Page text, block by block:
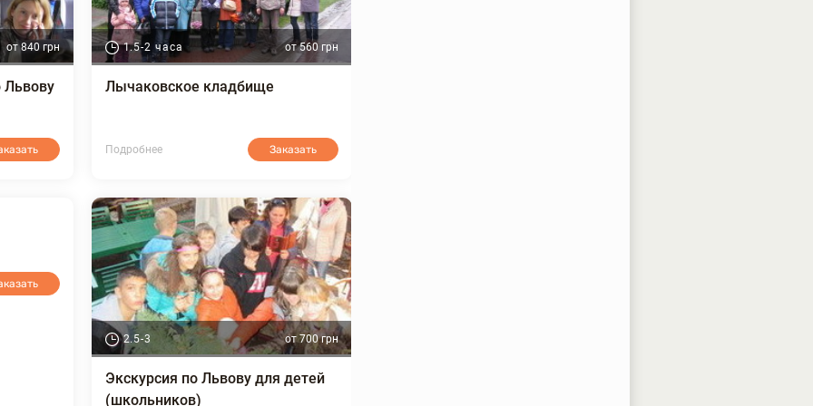
от 840 грн
Львову
1.5-2 часа от 560 грн
Лычаковское кладбище
Подробнее Заказать
2.5-3 от 700 грн
Экскурсия по Львову для детей
(школьников)